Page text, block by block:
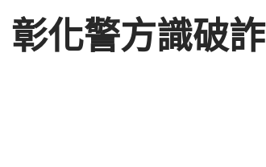
化警方識破